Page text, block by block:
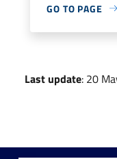
GO TO PAGE
Last update: 20